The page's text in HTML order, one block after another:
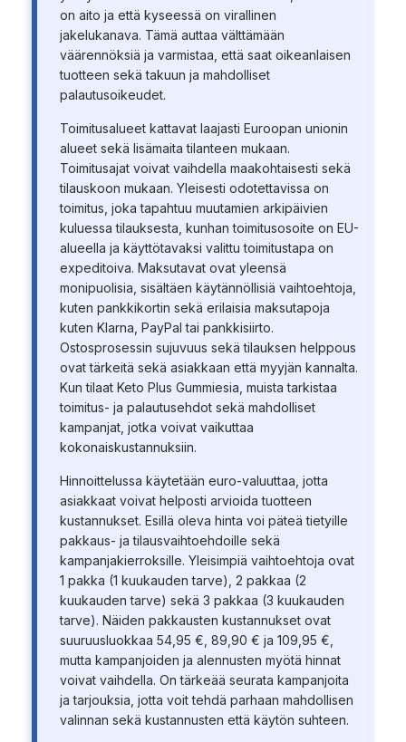
on aito ja että kyseessä on virallinen
jakelukanava. Tämä auttaa välttämään
väärennöksiä ja varmistaa, että saat oikeanlaisen
tuotteen sekä takuun ja mahdolliset
palautusoikeudet.
Toimitusalueet kattavat laajasti Euroopan unionin
alueet sekä lisämaita tilanteen mukaan.
Toimitusajat voivat vaihdella maakohtaisesti sekä
tilauskoon mukaan. Yleisesti odotettavissa on
toimitus, joka tapahtuu muutamien arkipäivien
kuluessa tilauksesta, kunhan toimitusosoite on EU-
alueella ja käyttötavaksi valittu toimitustapa on
expeditoiva. Maksutavat ovat yleensä
monipuolisia, sisältäen käytännöllisiä vaihtoehtoja,
kuten pankkikortin sekä erilaisia maksutapoja
kuten Klarna, PayPal tai pankkisiirto.
Ostosprosessin sujuvuus sekä tilauksen helppous
ovat tärkeitä sekä asiakkaan että myyjän kannalta.
Kun tilaat Keto Plus Gummiesia, muista tarkistaa
toimitus- ja palautusehdot sekä mahdolliset
kampanjat, jotka voivat vaikuttaa
kokonaiskustannuksiin.
Hinnoittelussa käytetään euro-valuuttaa, jotta
asiakkaat voivat helposti arvioida tuotteen
kustannukset. Esillä oleva hinta voi päteä tietyille
pakkaus- ja tilausvaihtoehdoille sekä
kampanjakierroksille. Yleisimpiä vaihtoehtoja ovat
1 pakka (1 kuukauden tarve), 2 pakkaa (2
kuukauden tarve) sekä 3 pakkaa (3 kuukauden
tarve). Näiden pakkausten kustannukset ovat
suuruusluokkaa 54,95 €, 89,90 € ja 109,95 €,
mutta kampanjoiden ja alennusten myötä hinnat
voivat vaihdella. On tärkeää seurata kampanjoita
ja tarjouksia, jotta voit tehdä parhaan mahdollisen
valinnan sekä kustannusten että käytön suhteen.